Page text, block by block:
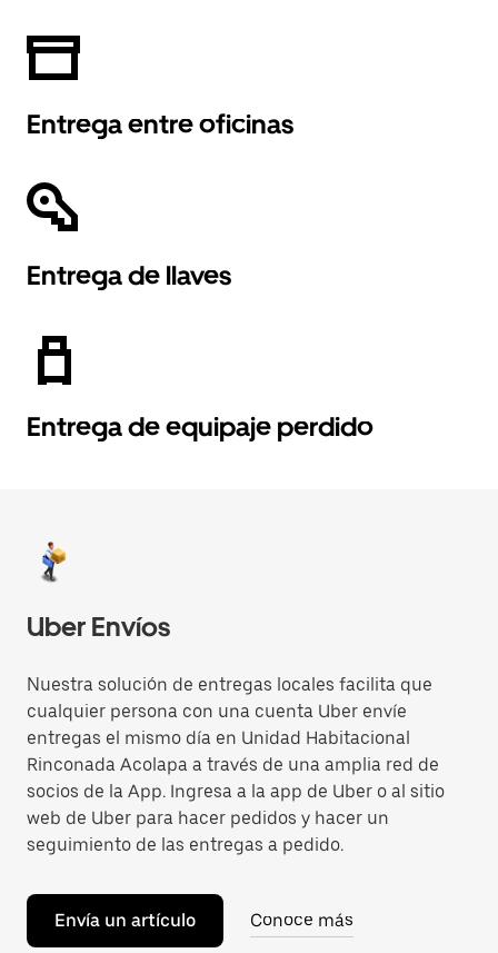
Entrega entre oficinas
Entrega de llaves
Entrega de equipaje perdido
Uber Envíos
Nuestra solución de entregas locales facilita que
cualquier persona con una cuenta Uber envíe
entregas el mismo día en Unidad Habitacional
Rinconada Acolapa a través de una amplia red de
socios de la App. Ingresa a la app de Uber o al sitio
web de Uber para hacer pedidos y hacer un
seguimiento de las entregas a pedido.
Envía un artículo Conoce más